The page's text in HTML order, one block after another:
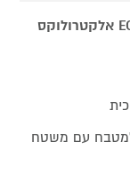
כיריים גז 60 ס"מ 4 להבות דגם EGT6242NVK אלקטרולוקס
למטבח עם משטח